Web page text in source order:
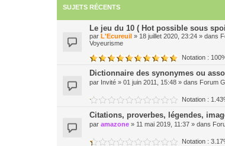
SUJETS RÉCENTS
Le jeu du 10 ( Hot possible sous
par L'Ecureuil » 18 juillet 2020, 23:24 » dans
Voyeurisme
Notation :
Dictionnaire des synonymes ou
par Invité » 01 juin 2011, 15:48 » dans Forum
Notation :
Citations, proverbes, légendes,
par amazone » 11 mai 2019, 11:37 » dans
Notation :